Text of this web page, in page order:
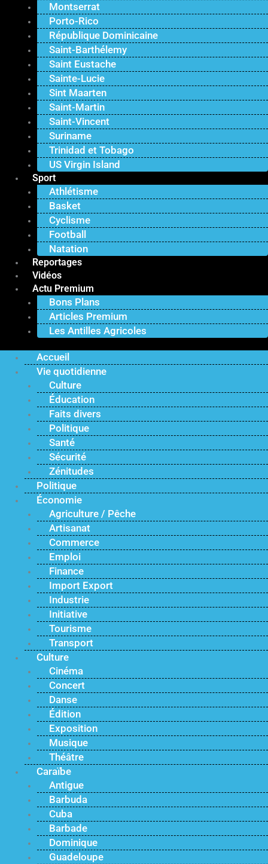
Montserrat
Porto-Rico
République Dominicaine
Saint-Barthélemy
Saint Eustache
Sainte-Lucie
Sint Maarten
Saint-Martin
Saint-Vincent
Suriname
Trinidad et Tobago
US Virgin Island
Sport
Athlétisme
Basket
Cyclisme
Football
Natation
Reportages
Vidéos
Actu Premium
Bons Plans
Articles Premium
Les Antilles Agricoles
Accueil
Vie quotidienne
Culture
Éducation
Faits divers
Politique
Santé
Sécurité
Zénitudes
Politique
Économie
Agriculture / Pêche
Artisanat
Commerce
Emploi
Finance
Import Export
Industrie
Initiative
Tourisme
Transport
Culture
Cinéma
Concert
Danse
Édition
Exposition
Musique
Théâtre
Caraïbe
Antigue
Barbuda
Cuba
Barbade
Dominique
Guadeloupe